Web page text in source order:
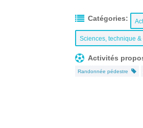
Catégories:
Sciences, technique
Activités
Randonnée pédestre